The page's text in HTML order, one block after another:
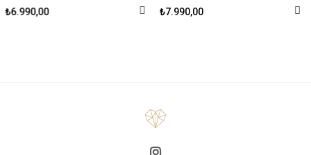
₺6.990,00 ₺7.990,00